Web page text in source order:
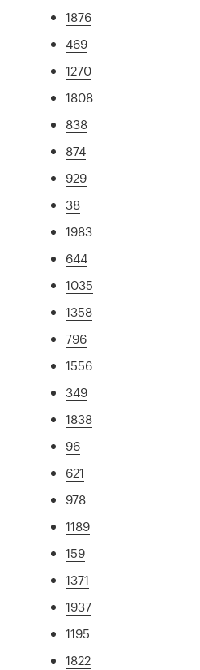
1876
469
1270
1808
838
874
929
38
1983
644
1035
1358
796
1556
349
1838
96
621
978
1189
159
1371
1937
1195
1822